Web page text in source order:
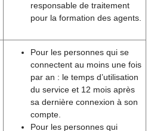
responsable de traitement
pour la formation des agents.
Pour les personnes qui se
connectent au moins une fois
par an : le temps d’utilisation
du service et 12 mois après
sa dernière connexion à son
compte.
Pour les personnes qui